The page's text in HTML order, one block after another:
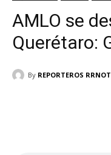
AMLO se
Querétaro:
By REPORTEROS